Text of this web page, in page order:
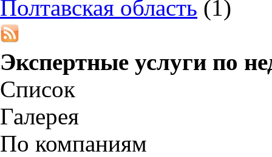
Полтавская область (1)
Экспертные услуги по
Список
Галерея
По компаниям